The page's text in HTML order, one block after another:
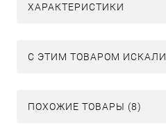
ХАРАКТЕРИСТИКИ
C ЭТИМ ТОВАРОМ ИСКАЛИ
ПОХОЖИЕ ТОВАРЫ (8)